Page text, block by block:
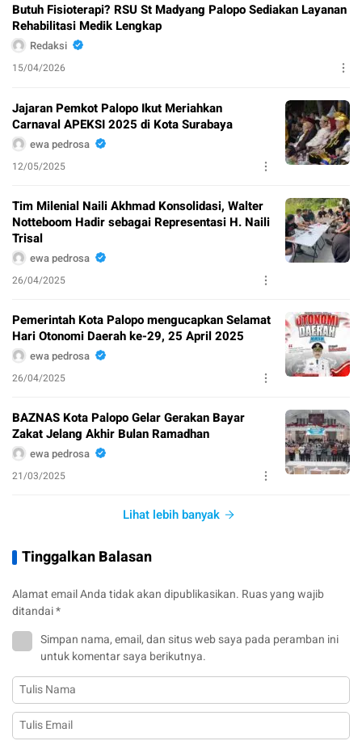
Butuh Fisioterapi? RSU St Madyang Palopo Sediakan Layanan
Rehabilitasi Medik Lengkap
Redaksi
15/04/2026
Jajaran Pemkot Palopo Ikut Meriahkan
Carnaval APEKSI 2025 di Kota Surabaya
ewa pedrosa
12/05/2025
Tim Milenial Naili Akhmad Konsolidasi, Walter
Notteboom Hadir sebagai Representasi H. Naili
Trisal
ewa pedrosa
26/04/2025
Pemerintah Kota Palopo mengucapkan Selamat
Hari Otonomi Daerah ke-29, 25 April 2025
ewa pedrosa
26/04/2025
BAZNAS Kota Palopo Gelar Gerakan Bayar
Zakat Jelang Akhir Bulan Ramadhan
ewa pedrosa
21/03/2025
Lihat lebih banyak
Tinggalkan Balasan
Alamat email Anda tidak akan dipublikasikan. Ruas yang wajib
ditandai*
Simpan nama, email, dan situs web saya pada peramban ini
untuk komentar saya berikutnya.